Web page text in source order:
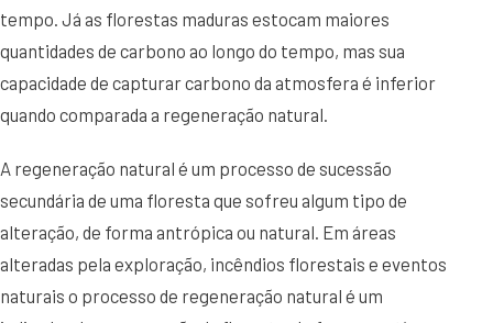
tempo. Já as florestas maduras estocam maiores
quantidades de carbono ao longo do tempo, mas sua
capacidade de capturar carbono da atmosfera é inferior
quando comparada a regeneração natural.
A regeneração natural é um processo de sucessão
secundária de uma floresta que sofreu algum tipo de
alteração, de forma antrópica ou natural. Em áreas
alteradas pela exploração, incêndios florestais e eventos
naturais o processo de regeneração natural é um